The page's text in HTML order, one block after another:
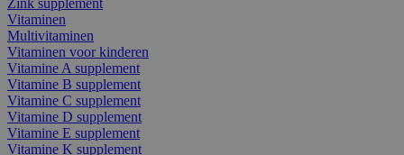
Vitaminen
Multivitaminen
Vitaminen voor kinderen
Vitamine A supplement
Vitamine B supplement
Vitamine C supplement
Vitamine D supplement
Vitamine E supplement
Vitamine K supplement